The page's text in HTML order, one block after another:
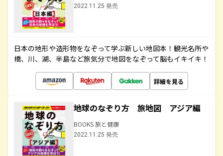
2022.11.25 発売
日本の地形や造形物をなぞって学ぶ新しい地図本！観光名所や
橋、川、湖、半島など旅気分で地図をなぞって脳もイキイキ！
詳細を見る
地球のなぞり方 旅地図 アジア編
BOOKS 旅と健康
2022.11.25 発売